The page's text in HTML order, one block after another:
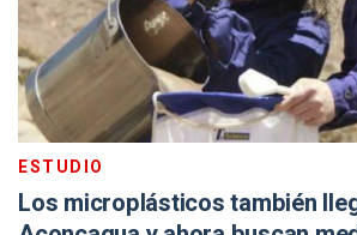
ESTUDIO
Los microplásticos también